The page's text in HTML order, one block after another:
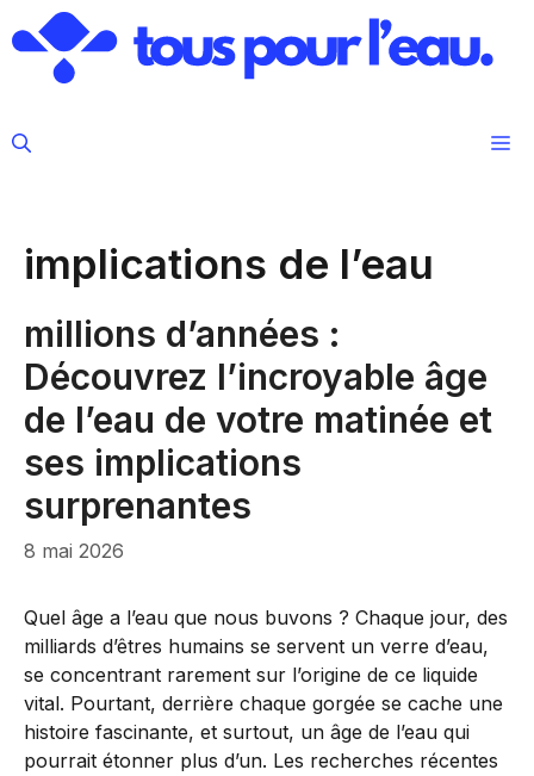
au
contenu
implications de l’eau
millions d’années :
Découvrez l’incroyable âge
de l’eau de votre matinée et
ses implications
surprenantes
8 mai 2026
Quel âge a l’eau que nous buvons ? Chaque jour, des
milliards d’êtres humains se servent un verre d’eau,
se concentrant rarement sur l’origine de ce liquide
vital. Pourtant, derrière chaque gorgée se cache une
histoire fascinante, et surtout, un âge de l’eau qui
pourrait étonner plus d’un. Les recherches récentes